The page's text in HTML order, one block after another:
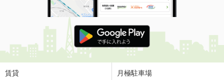
賃貸 月極駐車場